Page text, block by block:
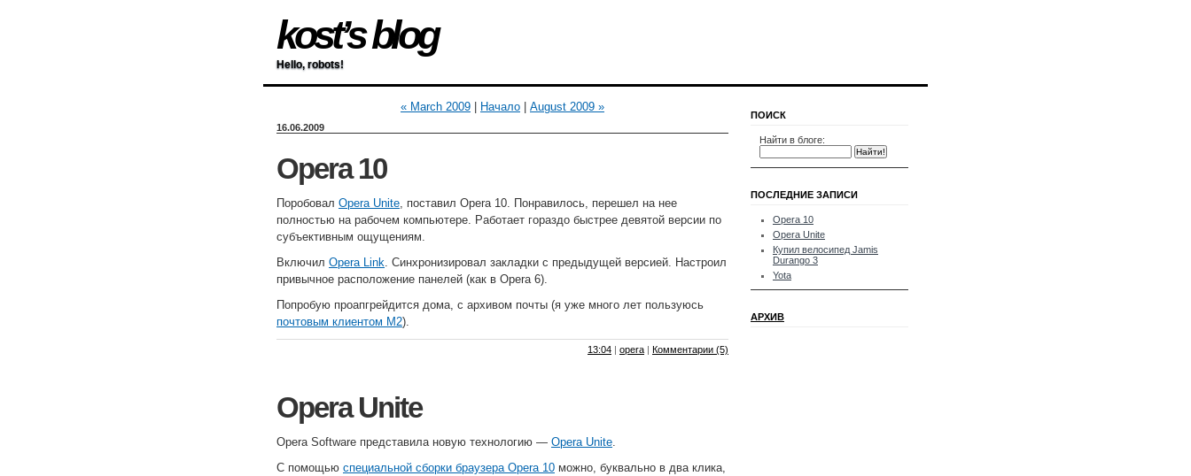
kost’s blog
Hello, robots!
« March 2009 Начало August 2009 »
16.06.2009
Opera 10
Поробовал Opera Unite, поставил Opera 10. Понравилось, перешел на нее
полностью на рабочем компьютере. Работает гораздо быстрее девятой версии по
субъективным ощущениям.
Включил Opera Link. Синхронизировал закладки с предыдущей версией. Настроил
привычное расположение панелей (как в Opera 6).
Попробую проапгрейдится дома, с архивом почты (я уже много лет пользуюсь
почтовым клиентом M2).
13:04 | opera | Комментарии (5)
Opera Unite
Opera Software представила новую технологию — Opera Unite.
С помощью специальной сборки браузера Opera 10 можно, буквально в два клика,
ПОИСК
Найти в блоге:
ПОСЛЕДНИЕ ЗАПИСИ
Opera 10
Opera Unite
Купил велосипед Jamis
Durango 3
Yota
АРХИВ